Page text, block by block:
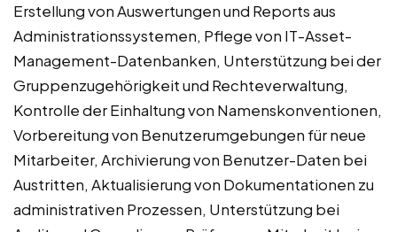
Erstellung von Auswertungen und Reports aus
Administrationssystemen, Pflege von IT-Asset-
Management-Datenbanken, Unterstützung bei der
Gruppenzugehörigkeit und Rechteverwaltung,
Kontrolle der Einhaltung von Namenskonventionen,
Vorbereitung von Benutzerumgebungen für neue
Mitarbeiter, Archivierung von Benutzer-Daten bei
Austritten, Aktualisierung von Dokumentationen zu
administrativen Prozessen, Unterstützung bei